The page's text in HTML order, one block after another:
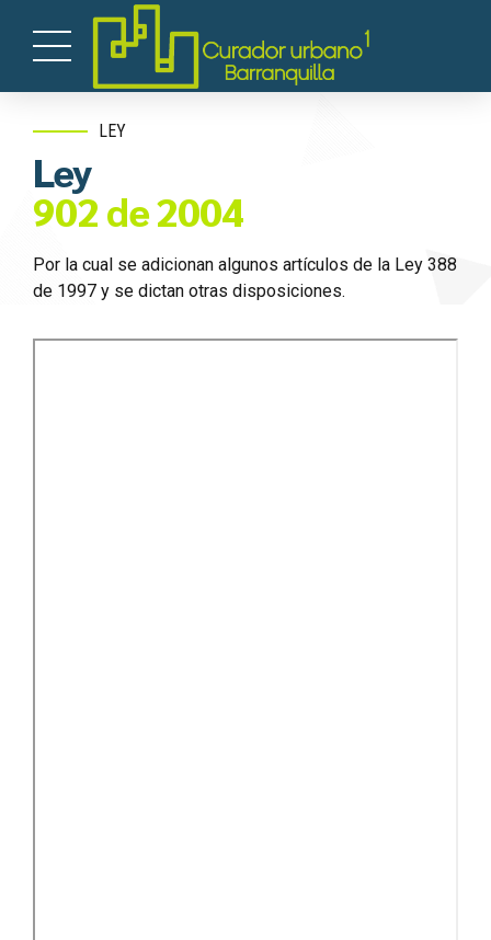
LEY
Ley
902 de 2004
Por la cual se adicionan algunos artículos de la Ley 388
de 1997 y se dictan otras disposiciones.